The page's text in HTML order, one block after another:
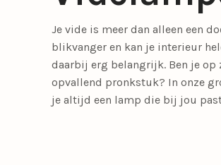
Tafellampen
Slaapkamerlampen
Meer
LED lichtbronnen
Eetkamerstoelen
Je vide is meer dan alleen een
blikvanger en kan je interieur
daarbij erg belangrijk. Ben je
opvallend pronkstuk? In onze
je altijd een lamp die bij jou